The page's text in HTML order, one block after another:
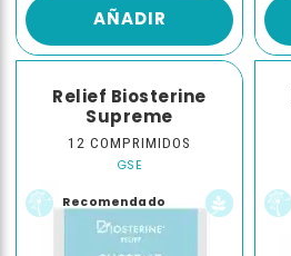
AÑADIR
Relief Biosterine
Supreme
12 COMPRIMIDOS
GSE
Recomendado